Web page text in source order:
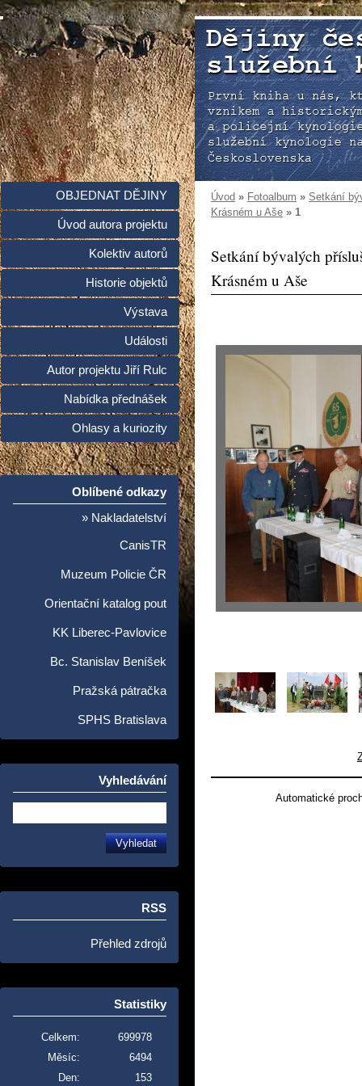
Úvod » Fotoalbum » Setkání
Krásném u Aše » 1
Setkání bývalých
Krásném u Aše
Automatické
OBJEDNAT DĚJINY
Úvod autora projektu
Kolektiv autorů
Historie objektů
Výstava
Události
Autor projektu Jiří Rulc
Nabídka přednášek
Ohlasy a kuriozity
Oblíbené odkazy
» Nakladatelství
CanisTR
Muzeum Policie ČR
Orientační katalog pout
KK Liberec-Pavlovice
Bc. Stanislav Beníšek
Pražská pátračka
SPHS Bratislava
Vyhledávání
RSS
Přehled zdrojů
Statistiky
Celkem:
699978
Měsíc:
6494
Den:
153